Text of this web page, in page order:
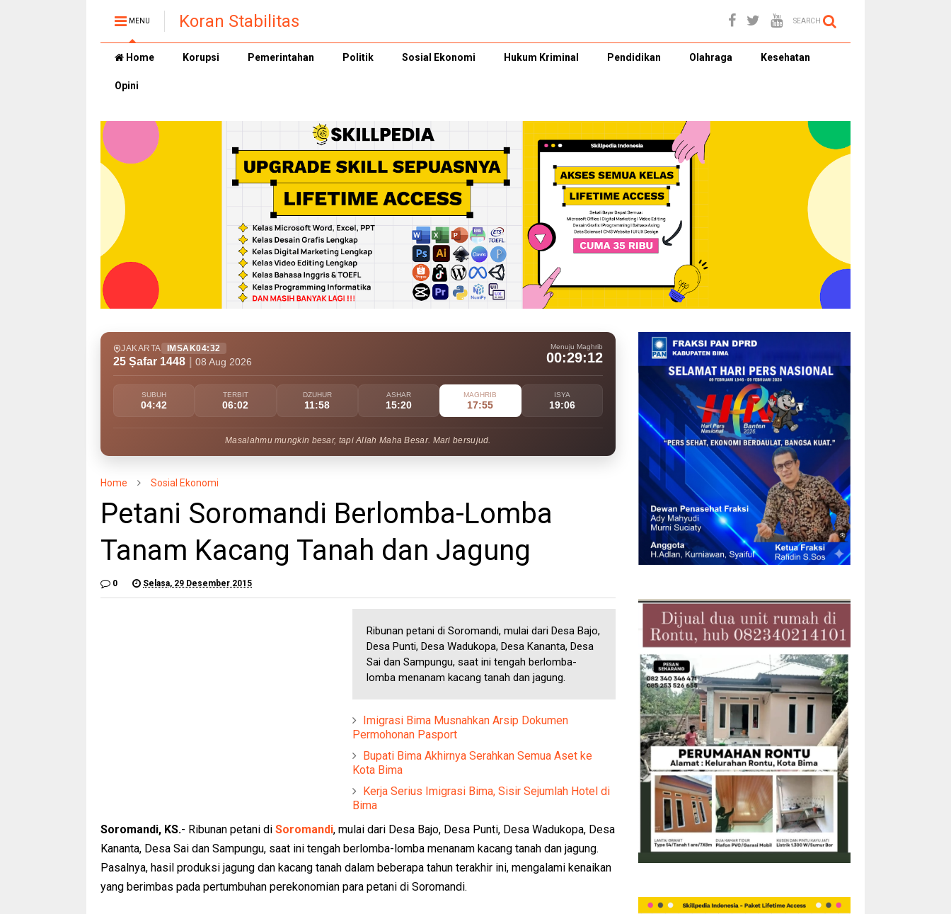
MENU Koran Stabilitas SEARCH
Home Korupsi Pemerintahan Politik Sosial Ekonomi Hukum Kriminal Pendidikan Olahraga Kesehatan
Opini
JAKARTA IMSAK04:32
25 Ṣafar 1448 08 Aug 2026
Menuju Maghrib
00:29:11
SUBUH
04:42
TERBIT
06:02
DZUHUR
11:58
ASHAR
15:20
MAGHRIB
17:55
ISYA
19:06
Masalahmu mungkin besar, tapi Allah Maha Besar. Mari bersujud.
Home Sosial Ekonomi
Petani Soromandi Berlomba-Lomba
Tanam Kacang Tanah dan Jagung
0 Selasa, 29 Desember 2015
Ribunan petani di Soromandi, mulai dari Desa Bajo,
Desa Punti, Desa Wadukopa, Desa Kananta, Desa
Sai dan Sampungu, saat ini tengah berlomba-
lomba menanam kacang tanah dan jagung.
Imigrasi Bima Musnahkan Arsip Dokumen
Permohonan Pasport
Bupati Bima Akhirnya Serahkan Semua Aset ke
Kota Bima
Kerja Serius Imigrasi Bima, Sisir Sejumlah Hotel di
Bima
Soromandi, KS.- Ribunan petani di Soromandi, mulai dari Desa Bajo, Desa Punti, Desa Wadukopa, Desa
Kananta, Desa Sai dan Sampungu, saat ini tengah berlomba-lomba menanam kacang tanah dan jagung.
Pasalnya, hasil produksi jagung dan kacang tanah dalam beberapa tahun terakhir ini, mengalami kenaikan
yang berimbas pada pertumbuhan perekonomian para petani di Soromandi.